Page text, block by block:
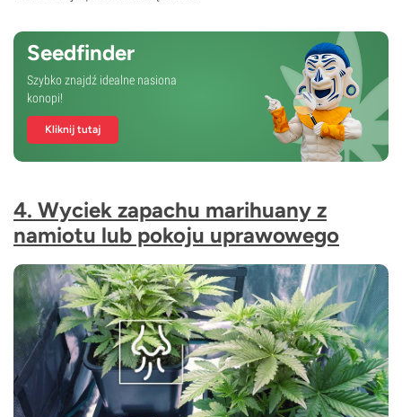
Seedfinder
Szybko znajdź idealne nasiona
konopi!
Kliknij tutaj
4. Wyciek zapachu marihuany z
namiotu lub pokoju uprawowego